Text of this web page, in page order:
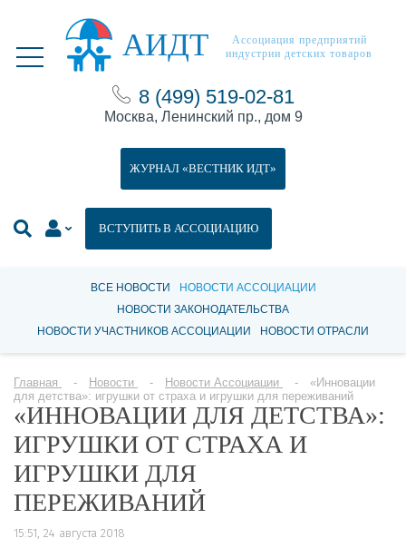
АИДТ
Ассоциация предприятий
индустрии детских товаров
8 (499) 519-02-81
Москва, Ленинский пр., дом 9
ВСТУПИТЬ В АССОЦИАЦИЮ
ЖУРНАЛ «ВЕСТНИК ИДТ»
ВСЕ НОВОСТИ
НОВОСТИ АССОЦИАЦИИ
НОВОСТИ ЗАКОНОДАТЕЛЬСТВА
НОВОСТИ УЧАСТНИКОВ АССОЦИАЦИИ
НОВОСТИ ОТРАСЛИ
Главная Новости Новости Ассоциации
«Инновации
для детства»: игрушки от страха и игрушки для переживаний
«ИННОВАЦИИ ДЛЯ ДЕТСТВА»:
ИГРУШКИ ОТ СТРАХА И
ИГРУШКИ ДЛЯ
ПЕРЕЖИВАНИЙ
15:51, 24 августа 2018